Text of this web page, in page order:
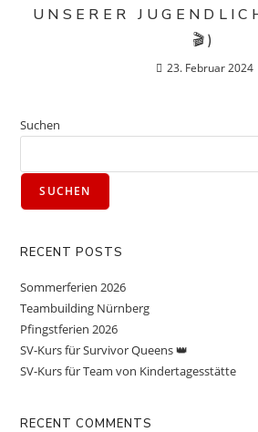
UNSERER
🎬)
23. Februar 2024
Suchen
SUCHEN
RECENT POSTS
Sommerferien 2026
Teambuilding Nürnberg
Pfingstferien 2026
SV-Kurs für Survivor Queens 👑
SV-Kurs für Team von Kindertagesstätte
RECENT COMMENTS